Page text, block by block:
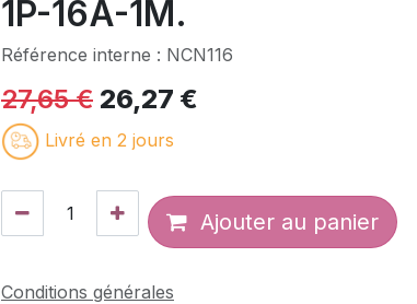
1P-16A-1M.
Référence interne : NCN116
27,65€ 26,27 €
Livré en 2 jours
Ajouter au panier
Conditions générales